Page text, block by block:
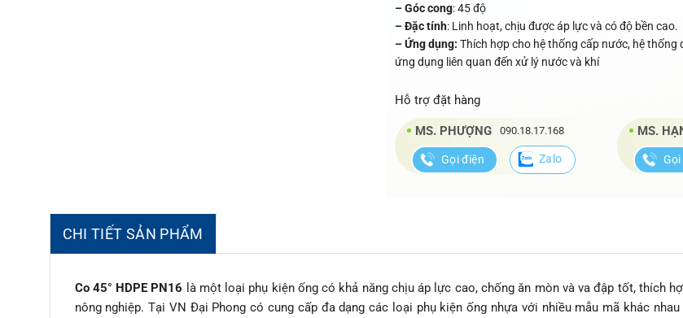
– Góc cong: 45 độ
– Đặc tính: Linh hoạt, chịu được áp lực và có độ bền cao.
– Ứng dụng: Thích hợp cho hệ thống cấp nước, hệ thống
ứng dụng liên quan đến xử lý nước và khí
Hỗ trợ đặt hàng
MS. PHƯỢNG 090.18.17.168
Gọi điện Zalo
MS.
CHI TIẾT SẢN PHẨM
Co 45° HDPE PN16 là một loại phụ kiện ống có khả năng chịu áp lực cao, chống ăn mòn và va đập tốt, thích
nông nghiệp. Tại VN Đại Phong có cung cấp đa dạng các loại phụ kiện ống nhựa với nhiều mẫu mã khác